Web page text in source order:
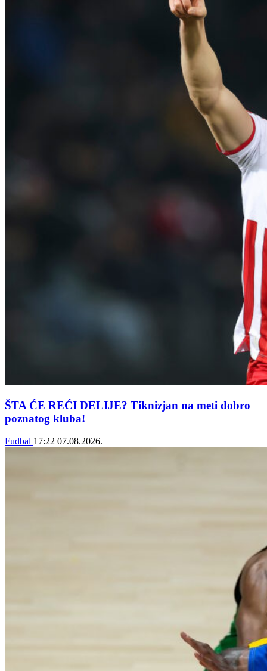
ŠTA ĆE REĆI DELIJE? Tiknizjan na meti dobro
poznatog kluba!
Fudbal 17:22 07.08.2026.